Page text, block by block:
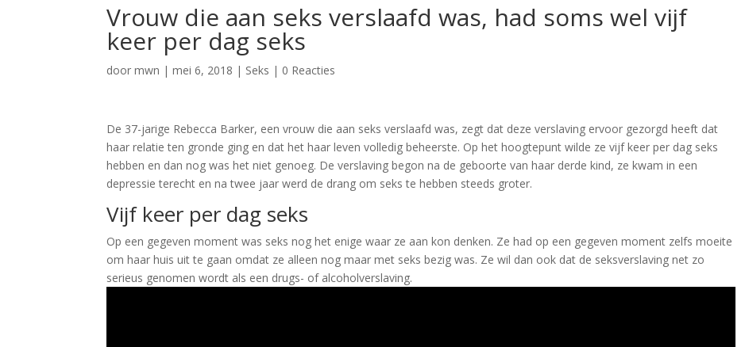
Vrouw die aan seks verslaafd was, had soms wel vijf
keer per dag seks
doormwn |mei 6, 2018 | Seks | 0 Reacties
De 37-jarige Rebecca Barker, een vrouw die aan seks verslaafd was, zegt dat deze verslaving ervoor gezorgd heeft dat
haar relatie ten gronde ging en dat het haar leven volledig beheerste. Op het hoogtepunt wilde ze vijf keer per dag seks
hebben en dan nog was het niet genoeg. De verslaving begon na de geboorte van haar derde kind, ze kwam in een
depressie terecht en na twee jaar werd de drang om seks te hebben steeds groter.
Vijf keer per dag seks
Op een gegeven moment was seks nog het enige waar ze aan kon denken. Ze had op een gegeven moment zelfs moeite
om haar huis uit te gaan omdat ze alleen nog maar met seks bezig was. Ze wil dan ook dat de seksverslaving net zo
serieus genomen wordt als een drugs- of alcoholverslaving.